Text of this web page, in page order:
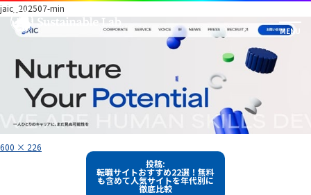
jaic_202507-min
フ
ル
600 × 226
投稿:
転職サイトおすすめ22選！無料
も含めて人気サイトを年代別に
徹底比較